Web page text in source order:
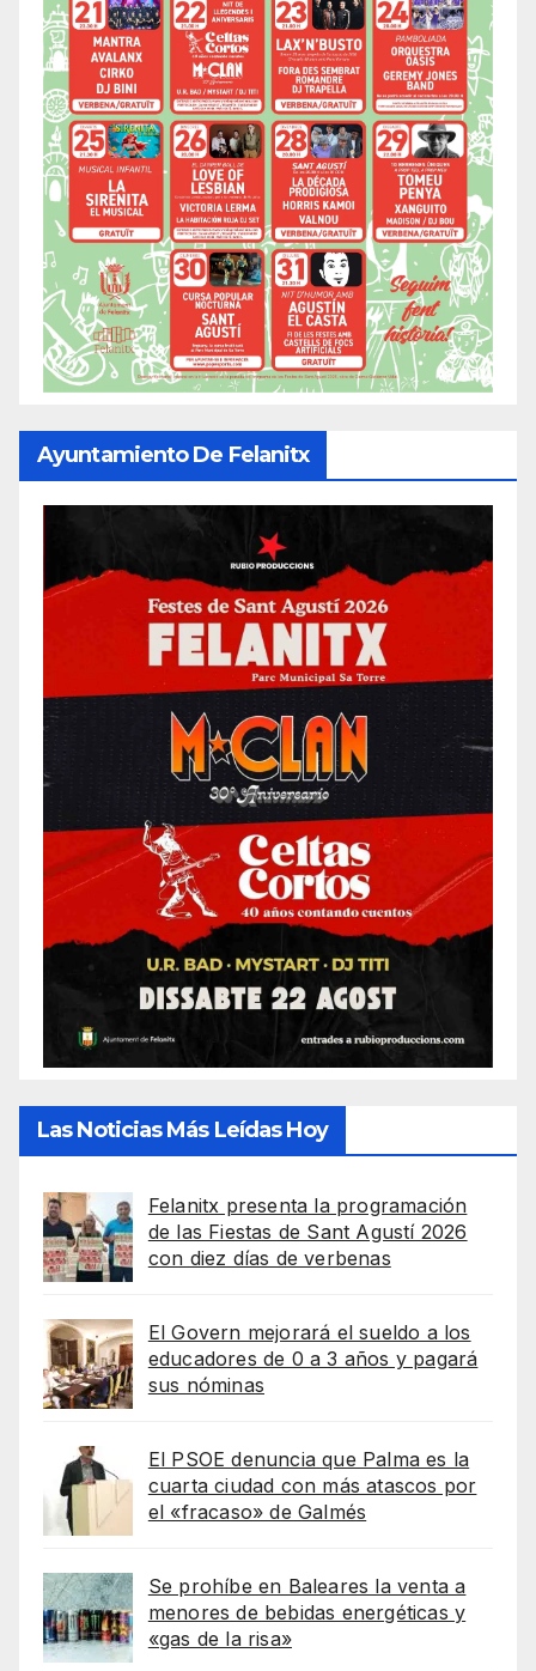
Ayuntamiento De Felanitx
Las Noticias Más Leídas Hoy
Felanitx presenta la programación
de las Fiestas de Sant Agustí 2026
con diez días de verbenas
El Govern mejorará el sueldo a los
educadores de 0 a 3 años y pagará
sus nóminas
El PSOE denuncia que Palma es la
cuarta ciudad con más atascos por
el «fracaso» de Galmés
Se prohíbe en Baleares la venta a
menores de bebidas energéticas y
«gas de la risa»